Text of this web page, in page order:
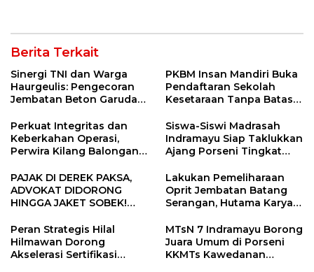
Berita Terkait
Sinergi TNI dan Warga
Haurgeulis: Pengecoran
Jembatan Beton Garuda
PKBM Insan Mandiri Buka
Pendaftaran Sekolah
Kesetaraan Tanpa Batas
Perkuat Integritas dan
Keberkahan Operasi,
Perwira Kilang Balongan
Siswa-Siswi Madrasah
Indramayu Siap Taklukkan
Ajang Porseni Tingkat
PAJAK DI DEREK PAKSA,
ADVOKAT DIDORONG
HINGGA JAKET SOBEK!
Ngamuk Kepung Polresta
Pekanbaru!
Lakukan Pemeliharaan
Oprit Jembatan Batang
Serangan, Hutama Karya
55 Tol Binjai–Langsa
Peran Strategis Hilal
Hilmawan Dorong
Akselerasi Sertifikasi
MTsN 7 Indramayu Borong
Juara Umum di Porseni
KKMTs Kawedanan